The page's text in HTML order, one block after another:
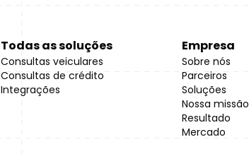
Todas as soluções
Consultas veiculares
Consultas de crédito
Integrações
Empresa
Sobre nós
Parceiros
Soluções
Nossa missão
Resultado
Mercado